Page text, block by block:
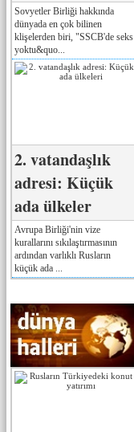
Sovyetler Birliği hakkında
dünyada en çok bilinen
klişelerden biri, "SSCB'de seks
yoktu&quo...
2. vatandaşlık
adresi: Küçük
ada ülkeler
Avrupa Birliği'nin vize
kurallarını sıkılaştırmasının
ardından varlıklı Rusların
küçük ada ...